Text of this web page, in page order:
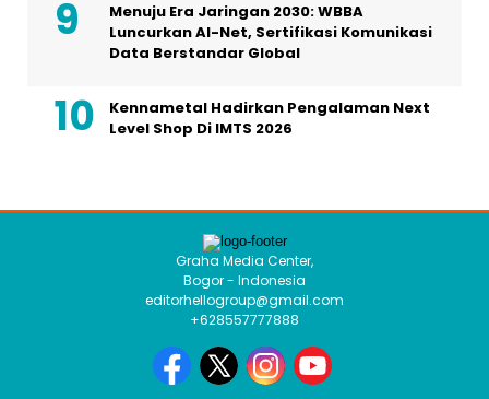
Menuju Era Jaringan 2030: WBBA
Luncurkan AI-Net, Sertifikasi Komunikasi
Data Berstandar Global
Kennametal Hadirkan Pengalaman Next
Level Shop Di IMTS 2026
Graha Media Center,
Bogor - Indonesia
editorhellogroup@gmail.com
+628557777888